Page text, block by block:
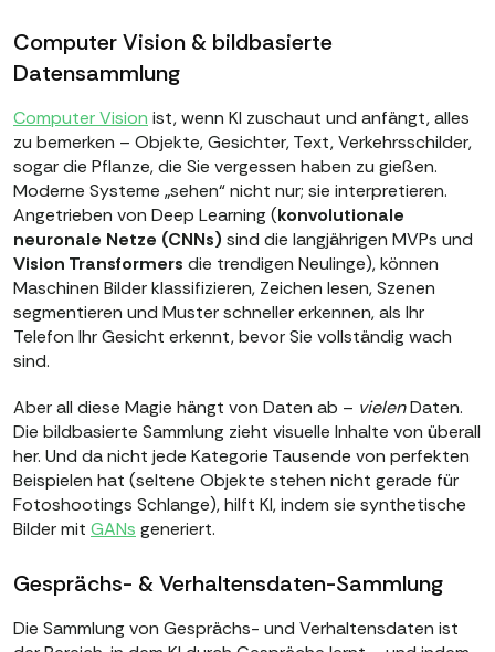
Computer Vision & bildbasierte
Datensammlung
Computer Vision ist, wenn KI zuschaut und anfängt, alles
zu bemerken – Objekte, Gesichter, Text, Verkehrsschilder,
sogar die Pflanze, die Sie vergessen haben zu gießen.
Moderne Systeme „sehen“ nicht nur; sie interpretieren.
Angetrieben von Deep Learning (konvolutionale
neuronale Netze (CNNs) sind die langjährigen MVPs und
Vision Transformers die trendigen Neulinge), können
Maschinen Bilder klassifizieren, Zeichen lesen, Szenen
segmentieren und Muster schneller erkennen, als Ihr
Telefon Ihr Gesicht erkennt, bevor Sie vollständig wach
sind.
Aber all diese Magie hängt von Daten ab – vielenDaten.
Die bildbasierte Sammlung zieht visuelle Inhalte von überall
her. Und da nicht jede Kategorie Tausende von perfekten
Beispielen hat (seltene Objekte stehen nicht gerade für
Fotoshootings Schlange), hilft KI, indem sie synthetische
Bilder mit GANs generiert.
Gesprächs- & Verhaltensdaten-Sammlung
Die Sammlung von Gesprächs- und Verhaltensdaten ist